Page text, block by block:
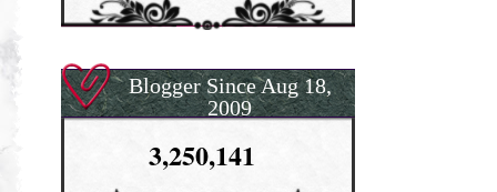
Blogger Since Aug 18,
2009
3,250,141